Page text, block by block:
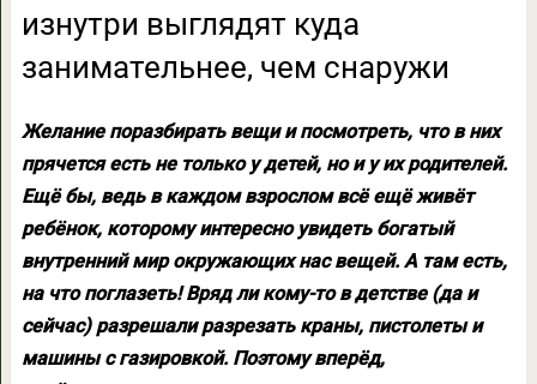
изнутри выглядят куда
занимательнее, чем снаружи
Желание поразбирать вещи и посмотреть, что в них
прячется есть не только у детей, но и у их родителей.
Ещё бы, ведь в каждом взрослом всё ещё живёт
ребёнок, которому интересно увидеть богатый
внутренний мир окружающих нас вещей. А там есть,
на что поглазеть! Вряд ли кому-то в детстве (да и
сейчас) разрешали разрезать краны, пистолеты и
машины с газировкой. Поэтому вперёд,